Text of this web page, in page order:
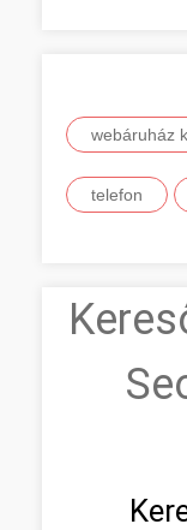
webáruház
telefon